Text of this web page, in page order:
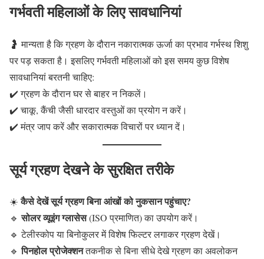
गर्भवती महिलाओं के लिए सावधानियां
🤰 मान्यता है कि ग्रहण के दौरान नकारात्मक ऊर्जा का प्रभाव गर्भस्थ शिशु
पर पड़ सकता है। इसलिए गर्भवती महिलाओं को इस समय कुछ विशेष
सावधानियां बरतनी चाहिए:
✔️ ग्रहण के दौरान घर से बाहर न निकलें।
✔️ चाकू, कैंची जैसी धारदार वस्तुओं का प्रयोग न करें।
✔️ मंत्र जाप करें और सकारात्मक विचारों पर ध्यान दें।
सूर्य ग्रहण देखने के सुरक्षित तरीके
☀️कैसे देखें सूर्य ग्रहण बिना आंखों को नुकसान पहुंचाए?
🔹सोलर व्यूइंग ग्लासेस(ISO प्रमाणित) का उपयोग करें।
🔹 टेलीस्कोप या बिनोकुलर में विशेष फिल्टर लगाकर ग्रहण देखें।
🔹पिनहोल प्रोजेक्शनतकनीक से बिना सीधे देखे ग्रहण का अवलोकन